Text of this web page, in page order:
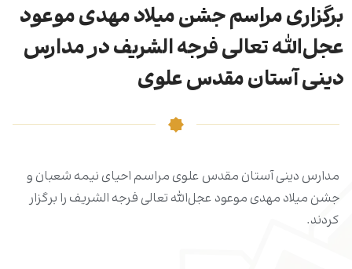
برگزاری مراسم جشن میلاد مهدی موعود
عجل‌الله تعالی فرجه الشریف در مدارس
دینی آستان مقدس علوی
مدارس دینی آستان مقدس علوی مراسم احیای نیمه شعبان و
جشن میلاد مهدی موعود عجل‌الله تعالی فرجه الشریف را برگزار
کردند.